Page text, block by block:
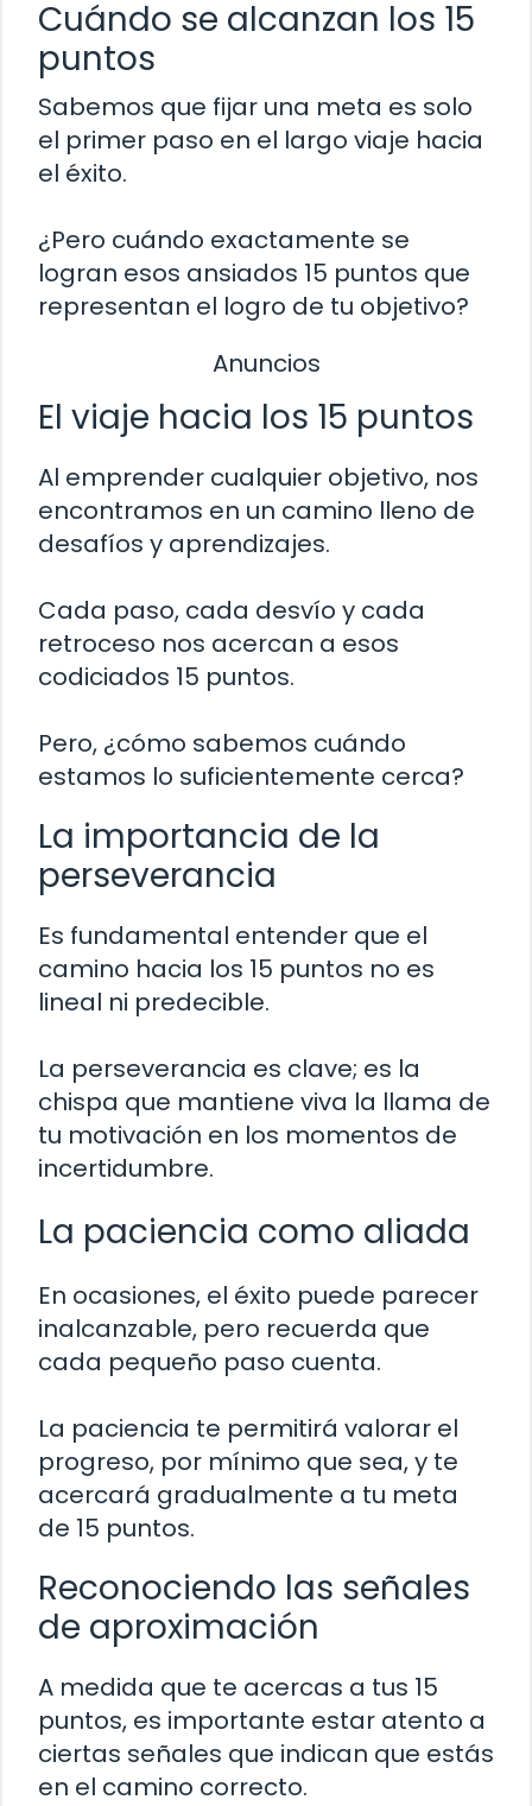
Cuándo se alcanzan los 15
puntos
Sabemos que fijar una meta es solo
el primer paso en el largo viaje hacia
el éxito.
¿Pero cuándo exactamente se
logran esos ansiados 15 puntos que
representan el logro de tu objetivo?
Anuncios
El viaje hacia los 15 puntos
Al emprender cualquier objetivo, nos
encontramos en un camino lleno de
desafíos y aprendizajes.
Cada paso, cada desvío y cada
retroceso nos acercan a esos
codiciados 15 puntos.
Pero, ¿cómo sabemos cuándo
estamos lo suficientemente cerca?
La importancia de la
perseverancia
Es fundamental entender que el
camino hacia los 15 puntos no es
lineal ni predecible.
La perseverancia es clave; es la
chispa que mantiene viva la llama de
tu motivación en los momentos de
incertidumbre.
La paciencia como aliada
En ocasiones, el éxito puede parecer
inalcanzable, pero recuerda que
cada pequeño paso cuenta.
La paciencia te permitirá valorar el
progreso, por mínimo que sea, y te
acercará gradualmente a tu meta
de 15 puntos.
Reconociendo las señales
de aproximación
A medida que te acercas a tus 15
puntos, es importante estar atento a
ciertas señales que indican que estás
en el camino correcto.